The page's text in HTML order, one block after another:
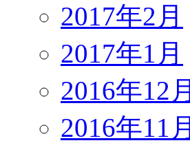
2017年2月
2017年1月
2016年12月
2016年11月